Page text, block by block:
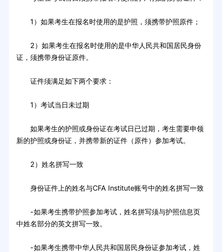
1）如果考生在报名时使用的是护照，须携带护照原件；
2）如果考生在报名时使用的是中华人民共和国居民身份
证，须携带身份证原件。
证件须满足如下两个要求：
1）考试当日未过期
如果考生的护照或身份证在考试日已过期，考生需要申领
新的护照或身份证，并携带新的证件（原件）参加考试。
2）姓名拼写一致
身份证件上的姓名与CFA Institute账号中的姓名拼写一致
-如果考生携带护照参加考试，姓名拼写须与护照信息页
中姓名部分的英文拼写一致。
-如果考生携带中华人民共和国居民身份证参加考试，姓